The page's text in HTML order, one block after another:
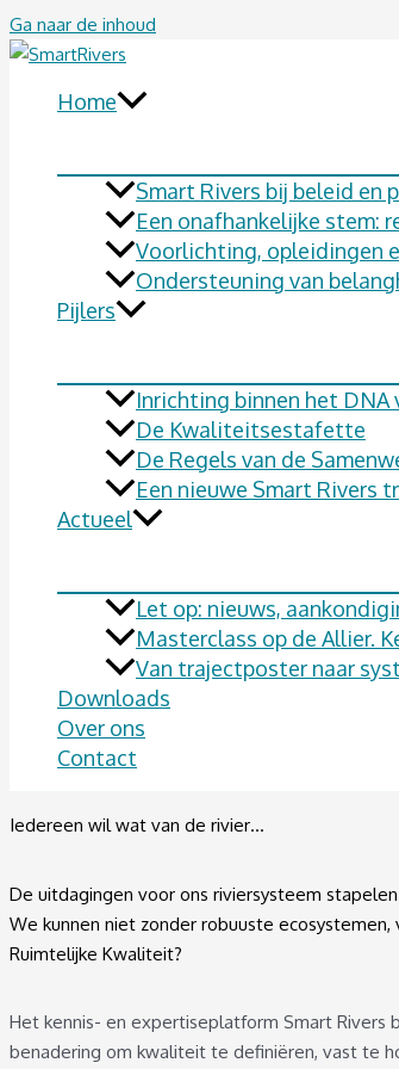
Ga naar de inhoud
Home
Smart Rivers bij beleid en
Een onafhankelijke stem:
Voorlichting, opleidingen
Ondersteuning van
Pijlers
Inrichting binnen het DNA
De Kwaliteitsestafette
De Regels van de
Een nieuwe Smart Rivers
Actueel
Let op: nieuws,
Masterclass op de Allier.
Van trajectposter naar
Downloads
Over ons
Contact
Iedereen wil wat van de rivier…
De uitdagingen voor ons riviersysteem
We kunnen niet zonder robuuste
Ruimtelijke Kwaliteit?
Het kennis- en expertiseplatform Smart
benadering om kwaliteit te definiëren, vast te